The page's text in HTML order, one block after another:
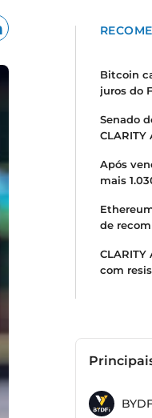
Bitcoin
juros do
Senado
Após
mais
de
com